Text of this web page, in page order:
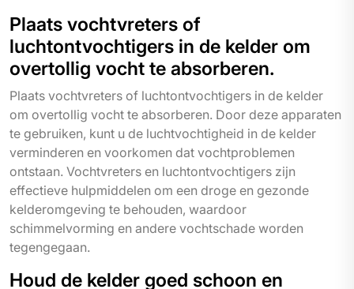
Plaats vochtvreters of
luchtontvochtigers in de kelder om
overtollig vocht te absorberen.
Plaats vochtvreters of luchtontvochtigers in de kelder
om overtollig vocht te absorberen. Door deze apparaten
te gebruiken, kunt u de luchtvochtigheid in de kelder
verminderen en voorkomen dat vochtproblemen
ontstaan. Vochtvreters en luchtontvochtigers zijn
effectieve hulpmiddelen om een droge en gezonde
kelderomgeving te behouden, waardoor
schimmelvorming en andere vochtschade worden
tegengegaan.
Houd de kelder goed schoon en